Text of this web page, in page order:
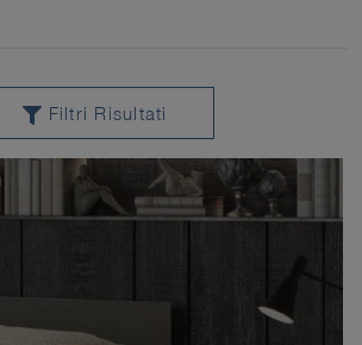
Filtri Risultati